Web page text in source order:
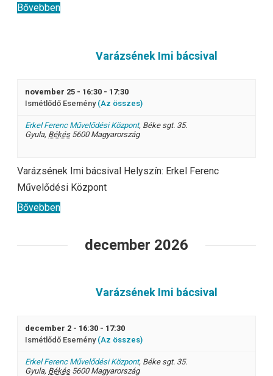
Bővebben
Varázsének Imi bácsival
november 25 - 16:30 - 17:30
Ismétlődő Esemény (Az összes)
Erkel Ferenc Művelődési Központ, Béke sgt. 35.
Gyula, Békés 5600 Magyarország
Varázsének Imi bácsival Helyszín: Erkel Ferenc
Művelődési Központ
Bővebben
december 2026
Varázsének Imi bácsival
december 2 - 16:30 - 17:30
Ismétlődő Esemény (Az összes)
Erkel Ferenc Művelődési Központ, Béke sgt. 35.
Gyula, Békés 5600 Magyarország